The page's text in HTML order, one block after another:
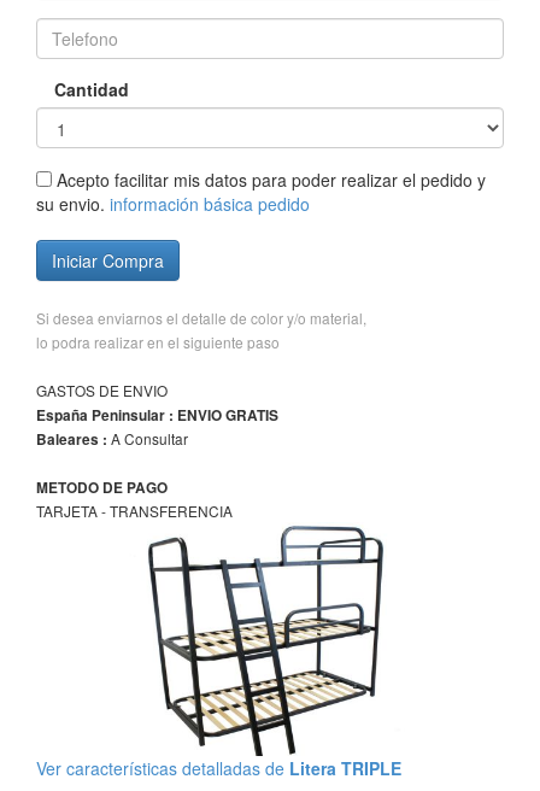
Cantidad
Acepto facilitar mis datos para poder realizar el pedido y
su envio. información básica pedido
Iniciar Compra
Si desea enviarnos el detalle de color y/o material,
lo podra realizar en el siguiente paso
GASTOS DE ENVIO
España Peninsular : ENVIO GRATIS
Baleares : A Consultar
METODO DE PAGO
TARJETA - TRANSFERENCIA
Ver características detalladas de Litera TRIPLE